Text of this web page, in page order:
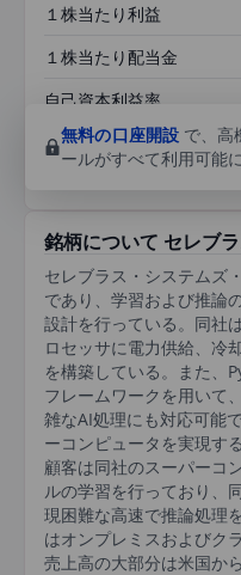
１株当たり利益
１株当たり配当金
自己資本利益率
無料の口座開設 で、高
ールがすべて利用可能
銘柄について セレブ
セレブラス・システムズ
であり、学習および推論
設計を行っている。同社
ロセッサに電力供給、冷
を構築している。また、
フレームワークを用いて
雑なAI処理にも対応可能
ーコンピュータを実現す
顧客は同社のスーパーコ
ルの学習を行っており、
現困難な高速で推論処理
はオンプレミスおよびク
売上高の大部分は米国か